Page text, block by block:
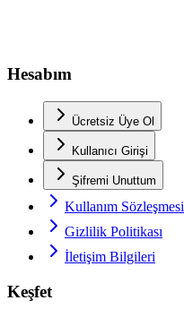
Hesabım
Ücretsiz Üye Ol
Kullanıcı Girişi
Şifremi Unuttum
Kullanım Sözleşmesi
Gizlilik Politikası
İletişim Bilgileri
Keşfet